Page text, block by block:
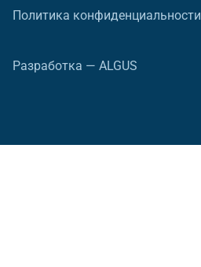
Политика конфиденциальности
Разработка — ALGUS